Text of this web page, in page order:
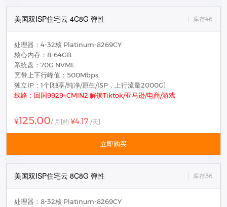
美国双ISP住宅云 4C8G 弹性 库存46
处理器：4-32核 Platinum-8269CY
核心内存：8-64GB
系统盘：70G NVME
宽带上下行峰值：500Mbps
独立IP：1个[独享/纯净/原生/ISP，上行流量2000G]
线路：回国9929+CMIN2 解锁Tiktok/亚马逊/电商/游戏
¥125.00/ 月 [约 ¥4.17 /天]
立即购买
美国双ISP住宅云 8C8G 弹性 库存36
处理器：8-32核 Platinum-8269CY